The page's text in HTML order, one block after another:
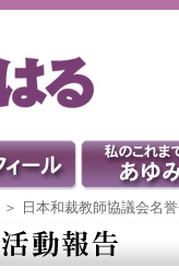
＞ 日本和裁教師協議会名